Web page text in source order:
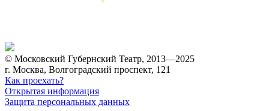
© Московский Губернский Театр, 2013—2025
г. Москва, Волгоградский проспект, 121
Как проехать?
Открытая информация
Защита персональных данных